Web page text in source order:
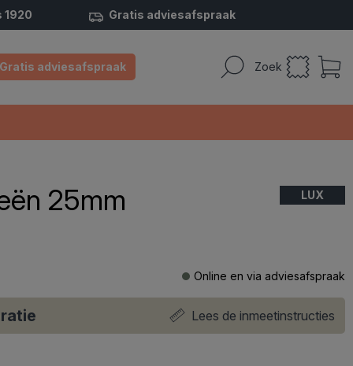
1920 Gratis adviesafspraak
Zoek
Gratis adviesafspraak
25mm
LUX
Online en via adviesafspraak
Lees de inmeetinstructies